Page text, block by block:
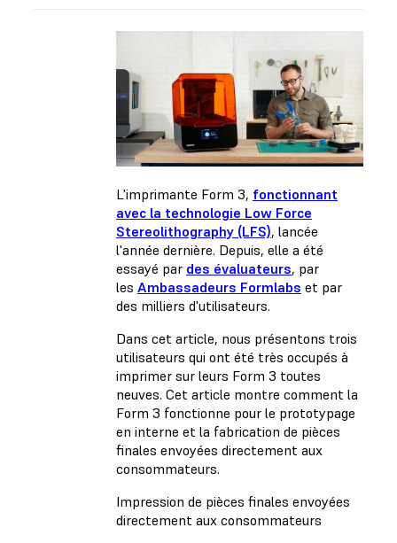
L'imprimante Form 3, fonctionnant
avec la technologie Low Force
Stereolithography (LFS), lancée
l'année dernière. Depuis, elle a été
essayé par des évaluateurs, par
les Ambassadeurs Formlabs et par
des milliers d'utilisateurs.
Dans cet article, nous présentons trois
utilisateurs qui ont été très occupés à
imprimer sur leurs Form 3 toutes
neuves. Cet article montre comment la
Form 3 fonctionne pour le prototypage
en interne et la fabrication de pièces
finales envoyées directement aux
consommateurs.
Impression de pièces finales envoyées
directement aux consommateurs